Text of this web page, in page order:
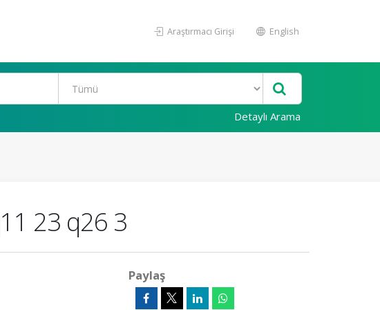
Araştırmacı Girişi English
Detaylı Arama
23 q26 3
Paylaş